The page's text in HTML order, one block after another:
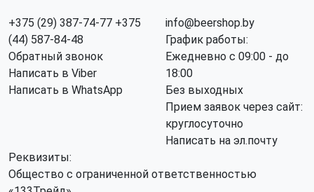
+375 (29) 387-74-77 +375
(44) 587-84-48
Обратный звонок
Написать в Viber
Написать в WhatsApp
info@beershop.by
График работы:
Ежедневно с 09:00 - до
18:00
Без выходных
Прием заявок через сайт:
круглосуточно
Написать на эл.почту
Реквизиты:
Общество с ограниченной ответственностью